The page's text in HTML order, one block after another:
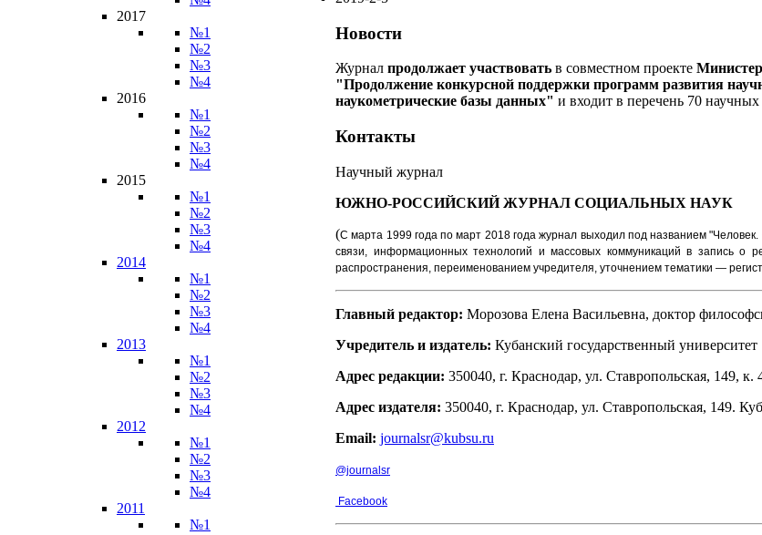
2017
№1
№2
№3
№4
2016
№1
№2
№3
№4
2015
№1
№2
№3
№4
2014
№1
№2
№3
№4
2013
№1
№2
№3
№4
2012
№1
№2
№3
№4
2011
№1
Новости
Журнал продолжает участвовать в совместном проекте
"Продолжение конкурсной поддержки программ развития
наукометрические базы данных" и входит в перечень 70
Контакты
Научный журнал
ЮЖНО-РОССИЙСКИЙ ЖУРНАЛ СОЦИАЛЬНЫХ НАУК
(С марта 1999 года по март 2018 года журнал выходил под названием
связи, информационных технологий и массовых коммуникаций в запись о
распространения, переименованием учредителя, уточнением тематики —
Главный редактор: Морозова Елена Васильевна, доктор
Учредитель и издатель: Кубанский государственный университет
Адрес редакции: 350040, г. Краснодар, ул. Ставропольская, 149,
Адрес издателя: 350040, г. Краснодар, ул. Ставропольская, 149.
Email: journalsr@kubsu.ru
@journalsr
Facebook